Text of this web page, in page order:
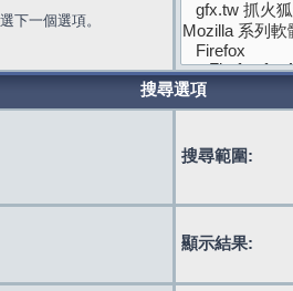
下一個選項。
搜尋選項
搜尋範圍:
顯示結果: